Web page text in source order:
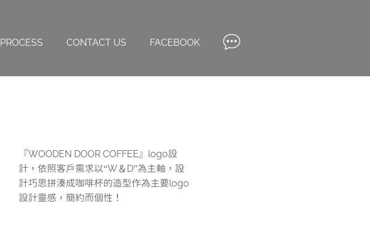
PROCESS CONTACT US FACEBOOK
『WOODEN DOOR COFFEE』logo設
計，依照客戶需求以“W＆D”為主軸，設
計巧思拼湊成咖啡杯的造型作為主要logo
設計靈感，簡約而個性！